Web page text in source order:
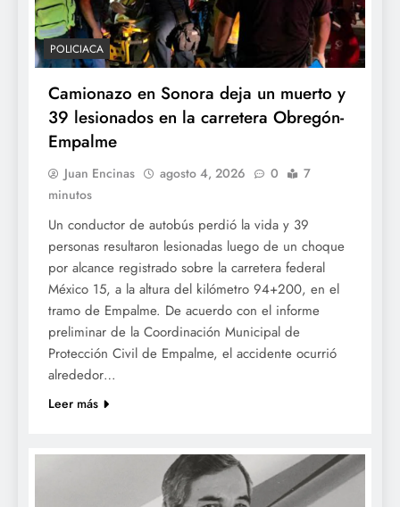
POLICIACA
Camionazo en Sonora deja un muerto y
39 lesionados en la carretera Obregón-
Empalme
Juan Encinas agosto 4, 2026 0
7
minutos
Un conductor de autobús perdió la vida y 39
personas resultaron lesionadas luego de un choque
por alcance registrado sobre la carretera federal
México 15, a la altura del kilómetro 94+200, en el
tramo de Empalme. De acuerdo con el informe
preliminar de la Coordinación Municipal de
Protección Civil de Empalme, el accidente ocurrió
alrededor…
Leer más